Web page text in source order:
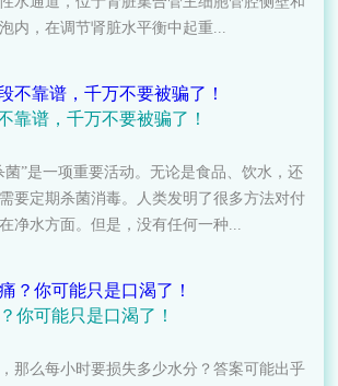
内，在调节肾脏水平衡中起重...
靠谱，千万不要被骗了！
菌”是一项重要活动。无论是食品、饮水，还
要定期杀菌消毒。人类发明了很多方法对付
净水方面。但是，没有任何一种...
你可能只是口渴了！
那么每小时要损失多少水分？答案可能出乎